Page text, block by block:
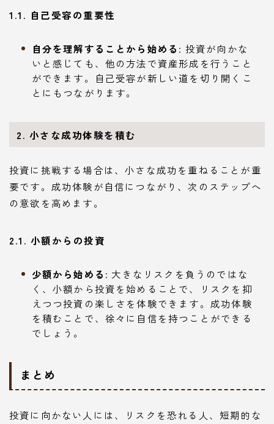
1.1. 自己受容の重要性
自分を理解することから始める : 投資が向かな
いと感じても、他の方法で資産形成を行うこと
ができます。自己受容が新しい道を切り開くこ
とにもつながります。
2. 小さな成功体験を積む
投資に挑戦する場合は、小さな成功を重ねることが重
要です。成功体験が自信につながり、次のステップへ
の意欲を高めます。
2.1. 小額からの投資
少額から始める : 大きなリスクを負うのではな
く、小額から投資を始めることで、リスクを抑
えつつ投資の楽しさを体験できます。成功体験
を積むことで、徐々に自信を持つことができる
でしょう。
まとめ
投資に向かない人には、リスクを恐れる人、短期的な